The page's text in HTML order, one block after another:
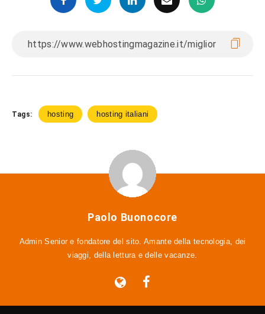
Tags: hosting hosting italiani
Paolo Buonocore
Admin Senior e fondatore del sito. Amante della tecnologia, dei
viaggi, della lettura e delle vacanze.